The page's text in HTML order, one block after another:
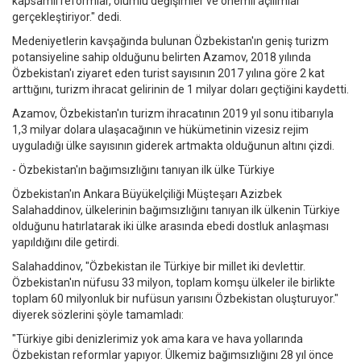
gerçekleştiriyor." dedi.
Medeniyetlerin kavşağında bulunan Özbekistan'ın geniş turizm
potansiyeline sahip olduğunu belirten Azamov, 2018 yılında
Özbekistan'ı ziyaret eden turist sayısının 2017 yılına göre 2 kat
arttığını, turizm ihracat gelirinin de 1 milyar doları geçtiğini kaydetti.
Azamov, Özbekistan'ın turizm ihracatının 2019 yıl sonu itibarıyla
1,3 milyar dolara ulaşacağının ve hükümetinin vizesiz rejim
uyguladığı ülke sayısının giderek artmakta olduğunun altını çizdi.
- Özbekistan'ın bağımsızlığını tanıyan ilk ülke Türkiye
Özbekistan'ın Ankara Büyükelçiliği Müşteşarı Azizbek
Salahaddinov, ülkelerinin bağımsızlığını tanıyan ilk ülkenin Türkiye
olduğunu hatırlatarak iki ülke arasında ebedi dostluk anlaşması
yapıldığını dile getirdi.
Salahaddinov, "Özbekistan ile Türkiye bir millet iki devlettir.
Özbekistan'ın nüfusu 33 milyon, toplam komşu ülkeler ile birlikte
toplam 60 milyonluk bir nufüsun yarısını Özbekistan oluşturuyor."
diyerek sözlerini şöyle tamamladı:
"Türkiye gibi denizlerimiz yok ama kara ve hava yollarında
Özbekistan reformlar yapıyor. Ülkemiz bağımsızlığını 28 yıl önce